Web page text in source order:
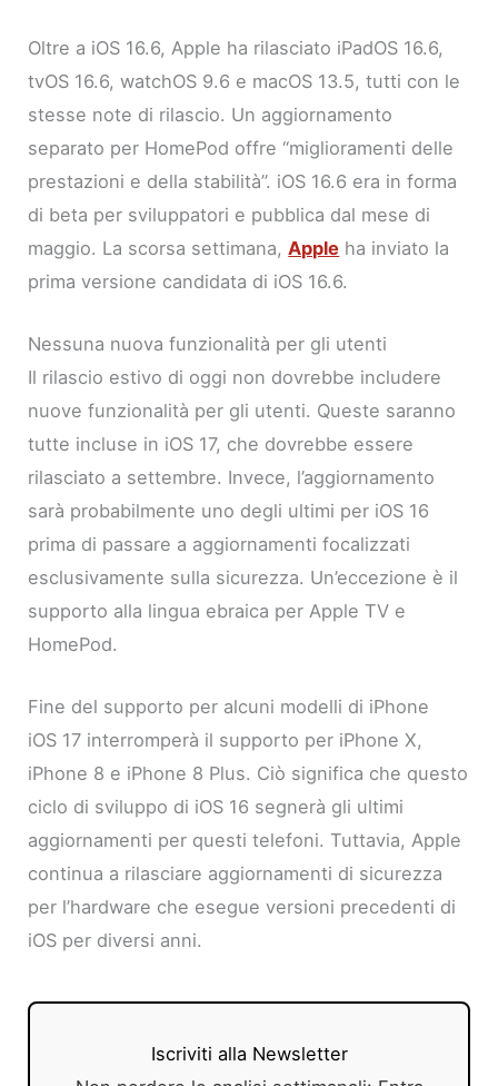
Oltre a iOS 16.6, Apple ha rilasciato iPadOS 16.6,
tvOS 16.6, watchOS 9.6 e macOS 13.5, tutti con le
stesse note di rilascio. Un aggiornamento
separato per HomePod offre “miglioramenti delle
prestazioni e della stabilità”. iOS 16.6 era in forma
di beta per sviluppatori e pubblica dal mese di
maggio. La scorsa settimana,Apple ha inviato la
prima versione candidata di iOS 16.6.
Nessuna nuova funzionalità per gli utenti
Il rilascio estivo di oggi non dovrebbe includere
nuove funzionalità per gli utenti. Queste saranno
tutte incluse in iOS 17, che dovrebbe essere
rilasciato a settembre. Invece, l’aggiornamento
sarà probabilmente uno degli ultimi per iOS 16
prima di passare a aggiornamenti focalizzati
esclusivamente sulla sicurezza. Un’eccezione è il
supporto alla lingua ebraica per Apple TV e
HomePod.
Fine del supporto per alcuni modelli di iPhone
iOS 17 interromperà il supporto per iPhone X,
iPhone 8 e iPhone 8 Plus. Ciò significa che questo
ciclo di sviluppo di iOS 16 segnerà gli ultimi
aggiornamenti per questi telefoni. Tuttavia, Apple
continua a rilasciare aggiornamenti di sicurezza
per l’hardware che esegue versioni precedenti di
iOS per diversi anni.
Iscriviti alla Newsletter